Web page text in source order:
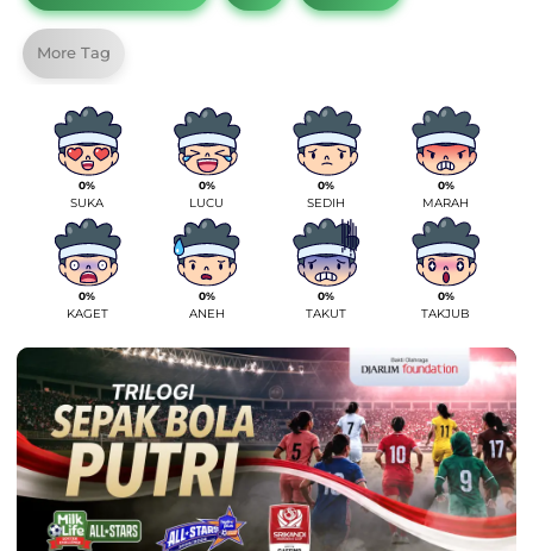
More Tag
0%
SUKA
0%
LUCU
0%
SEDIH
0%
MARAH
0%
KAGET
0%
ANEH
0%
TAKUT
0%
TAKJUB